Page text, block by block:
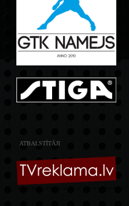
ATBALSTĪTĀJI